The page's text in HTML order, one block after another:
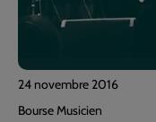
24 novembre 2016
Bourse Musicien